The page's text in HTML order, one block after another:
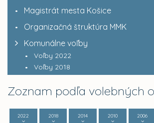
Magistrát mesta Košice
Organizačná štruktúra MMK
Komunálne voľby
Voľby 2022
Voľby 2018
Zoznam podľa volebných
2022
2018
2014
2010
2006